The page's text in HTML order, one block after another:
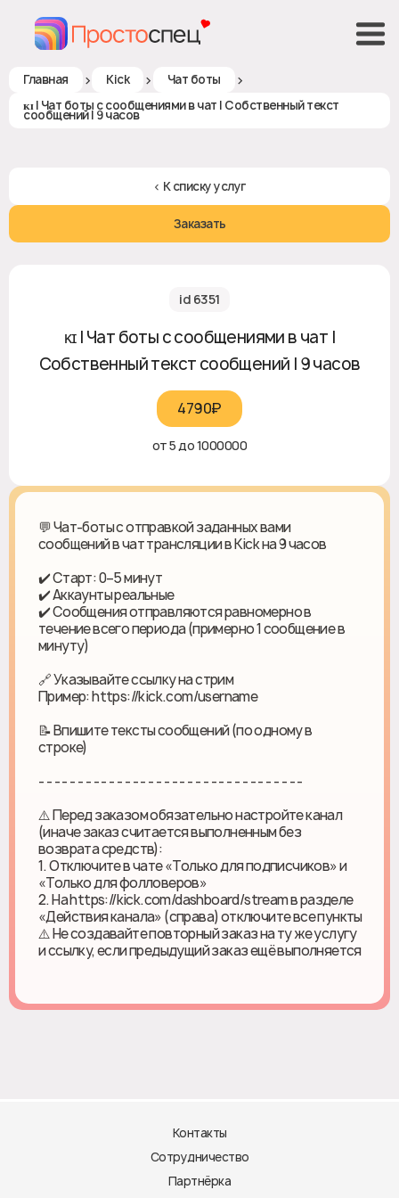
Главная > Kick > Чат боты >
ᴋɪ | Чат боты с сообщениями в чат | Собственный текст
сообщений | 9 часов
< К списку услуг
Заказать
id 6351
ᴋɪ | Чат боты с сообщениями в чат |
Собственный текст сообщений | 9 часов
4790₽‎
от 5 до 1000000
💬 Чат-боты с отправкой заданных вами
сообщений в чат трансляции в Kick на 9 часов
✔️ Старт: 0–5 минут
✔️ Аккаунты реальные
✔️ Сообщения отправляются равномерно в
течение всего периода (примерно 1 сообщение в
минуту)
🔗 Указывайте ссылку на стрим
Пример: https://kick.com/username
📝 Впишите тексты сообщений (по одному в
строке)
- - - - - - - - - - - - - - - - - - - - - - - - - - - - - - - - - -
⚠️ Перед заказом обязательно настройте канал
(иначе заказ считается выполненным без
возврата средств):
1. Отключите в чате «Только для подписчиков» и
«Только для фолловеров»
2. На https://kick.com/dashboard/stream в разделе
«Действия канала» (справа) отключите все пункты
⚠️ Не создавайте повторный заказ на ту же услугу
и ссылку, если предыдущий заказ ещё выполняется
Контакты
Сотрудничество
Партнёрка